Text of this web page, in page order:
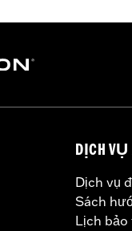
instructions
DỊCH VỤ
Dịch vụ
Sách
Lịch bảo